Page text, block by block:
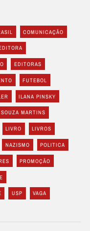
COMUNICAÇÃO
EDITORAS
FUTEBOL
ILANA PINSKY
MARTINS
LIVRO LIVROS
NAZISMO POLITICA
PROMOÇÃO
USP VAGA